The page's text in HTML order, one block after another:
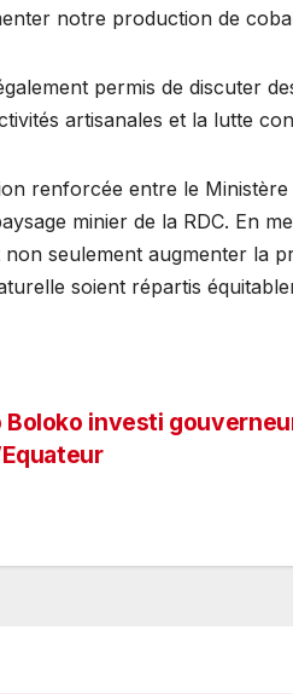
notre production de
permis de discuter
artisanales et la lutte
renforcée entre le
minier de la RDC. En
seulement augmenter la
soient répartis
Boloko investi